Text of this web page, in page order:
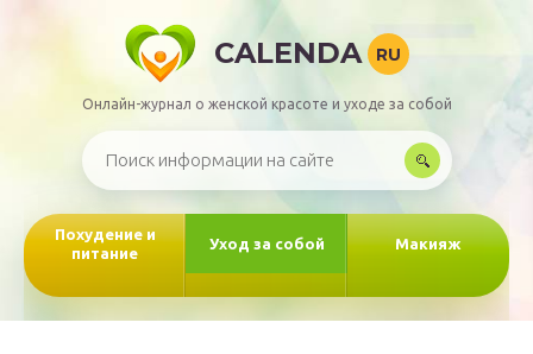
CALENDA RU
Онлайн-журнал о женской красоте и уходе за собой
Похудение и
питание
Уход за собой Макияж